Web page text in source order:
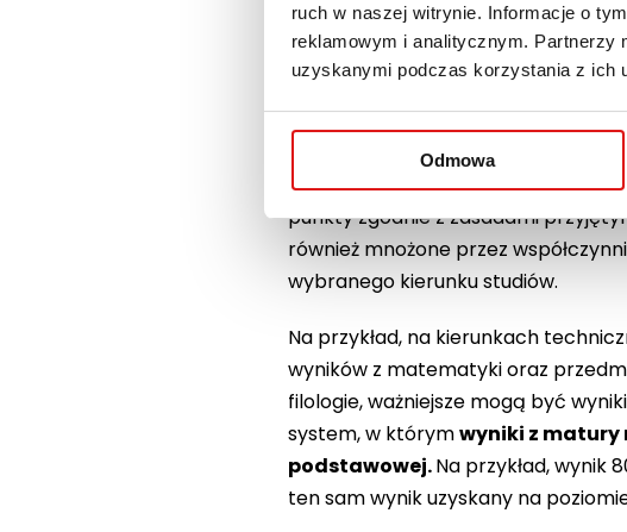
ruch w naszej witrynie. Informacje o
reklamowym i analitycznym. Partnerzy
uzyskanymi podczas korzystania z ich
Odmowa
Punkty na studia obliczane są na
jednolite magisterskie), ocen z
mogą mieć znaczenie przy
prywatna, może stosować
rekrutacyjne.Podstawowym
egzaminu maturalnego.
punkty zgodnie z zasadami
również mnożone przez
wybranego kierunku studiów.
Na przykład, na kierunkach
wyników z matematyki oraz
filologie, ważniejsze mogą być
system, w którymwyniki z matury
podstawowej.Na przykład, wynik
ten sam wynik uzyskany na